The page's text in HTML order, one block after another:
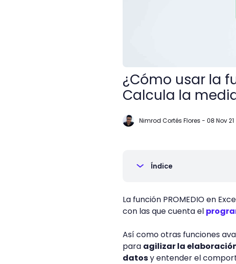
¿Cómo usar la
Calcula la
Nimrod Cortés Flores - 08 Nov 21
Índice
La función PROMEDIO en
con las que cuenta el
Así como otras funciones
para agilizar la
datosy entender el